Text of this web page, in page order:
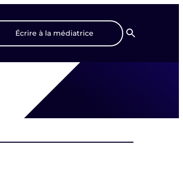
Écrire à la médiatrice
Recherche